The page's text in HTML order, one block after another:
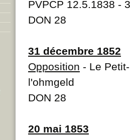
PVPCP 12.5.1838 -
DON 28
31 décembre 1852
Opposition - Le
l'ohmgeld
DON 28
20 mai 1853